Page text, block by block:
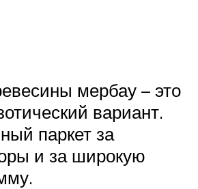
мербау – это
вариант.
паркет за
и за широкую